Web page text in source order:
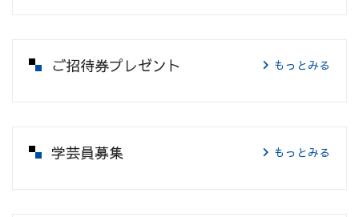
ご招待券プレゼント もっとみる
学芸員募集 もっとみる